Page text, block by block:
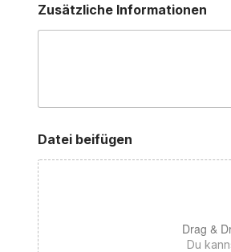
Zusätzliche Informationen
Datei beifügen
Drag &
Du